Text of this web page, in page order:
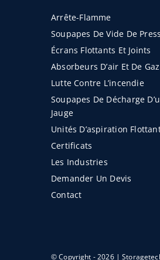
Arrête-Flamme
Soupapes De Vide De
Écrans Flottants Et Joints
Absorbeurs D’air Et De
Lutte Contre L’incendie
Soupapes De Décharge
Jauge
Unités D’aspiration
Certificats
Les Industries
Demander Un Devis
Contact
© Copyright - 2026 |